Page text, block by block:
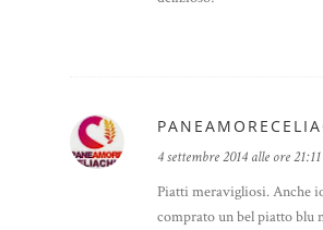
4 settembre 2014 alle ore 21:11
Piatti meravigliosi. Anche
comprato un bel piatto blu